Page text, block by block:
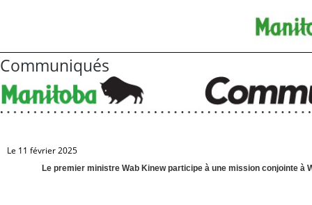
Communiqués
Le 11 février 2025
Le premier ministre Wab Kinew participe à une mission conjointe à